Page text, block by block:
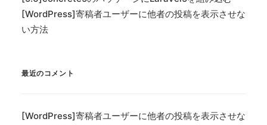
[WordPress]寄稿者ユーザーに他者の投稿を表示させな
い方法
最近のコメント
[WordPress]寄稿者ユーザーに他者の投稿を表示させな